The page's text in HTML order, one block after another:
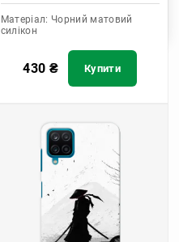
Матеріал: Чорний матовий
силікон
430 ₴ Купити